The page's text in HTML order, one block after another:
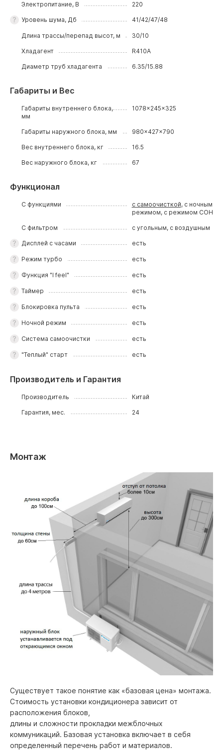
Электропитание, В 220
Уровень шума, Дб 41/42/47/48
Длина трассы/перепад высот, м 30/10
Хладагент R410A
Диаметр труб хладагента 6.35/15.88
Габариты и Вес
Габариты внутреннего блока,
мм
1078x245x325
Габариты наружного блока, мм 980x427x790
Вес внутреннего блока, кг 16.5
Вес наружного блока, кг 67
Функционал
С функциями с самоочисткой, с ночным
режимом, с режимом СОН
С фильтром с угольным, с воздушным
Дисплей с часами есть
Режим турбо есть
Функция "I feel" есть
Таймер есть
Блокировка пульта есть
Ночной режим есть
Система самоочистки есть
"Теплый" старт есть
Производитель и Гарантия
Производитель Китай
Гарантия, мес. 24
Монтаж
Существует такое понятие как «базовая цена» монтажа.
Стоимость установки кондиционера зависит от
расположения блоков,
длины и сложности прокладки межблочных
коммуникаций. Базовая установка включает в себя
определенный перечень работ и материалов.